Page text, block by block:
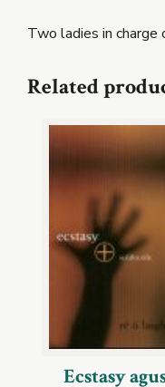
Two ladies in charge
Related
Ecstasy